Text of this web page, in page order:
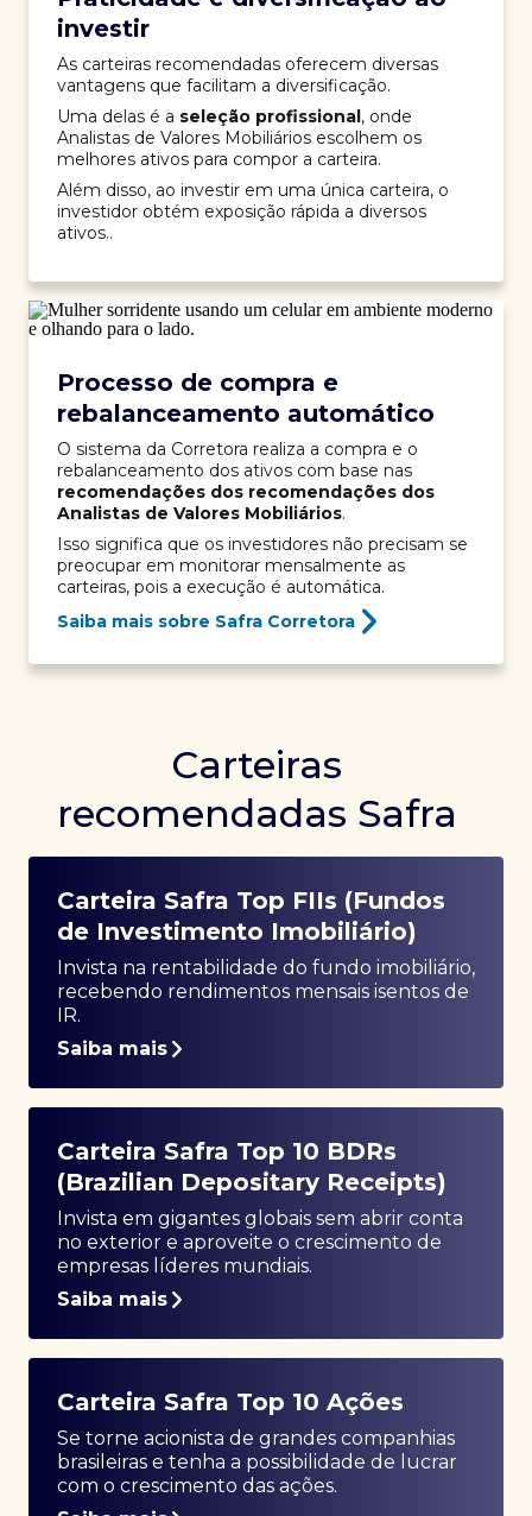
investir
As carteiras recomendadas oferecem diversas
vantagens que facilitam a diversificação.
Uma delas é a seleção profissional, onde
Analistas de Valores Mobiliários escolhem os
melhores ativos para compor a carteira.
Além disso, ao investir em uma única carteira, o
investidor obtém exposição rápida a diversos
ativos..
Processo de compra e
rebalanceamento automático
O sistema da Corretora realiza a compra e o
rebalanceamento dos ativos com base nas
recomendações dos recomendações dos
Analistas de Valores Mobiliários.
Isso significa que os investidores não precisam se
preocupar em monitorar mensalmente as
carteiras, pois a execução é automática.
Saiba mais sobre Safra Corretora
Carteiras
recomendadas Safra
Carteira Safra Top FIIs (Fundos
de Investimento Imobiliário)
Invista na rentabilidade do fundo imobiliário,
recebendo rendimentos mensais isentos de
IR.
Saiba mais
Carteira Safra Top 10 BDRs
(Brazilian Depositary Receipts)
Invista em gigantes globais sem abrir conta
no exterior e aproveite o crescimento de
empresas líderes mundiais.
Saiba mais
Carteira Safra Top 10 Ações
Se torne acionista de grandes companhias
brasileiras e tenha a possibilidade de lucrar
com o crescimento das ações.